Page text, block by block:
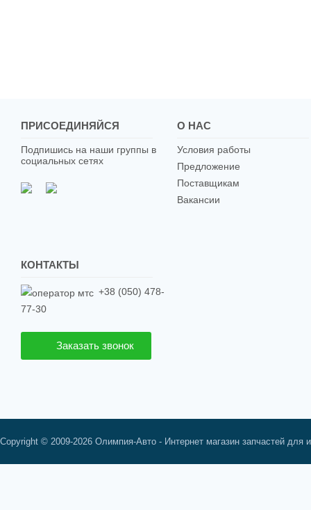
ПРИСОЕДИНЯЙСЯ
Подпишись на наши группы в
социальных сетях
О НАС
Условия работы
Предложение
Поставщикам
Вакансии
КОНТАКТЫ
+38 (050) 478-
77-30
Заказать звонок
Copyright © 2009-2026 Олимпия-Авто - Интернет магазин запчастей для